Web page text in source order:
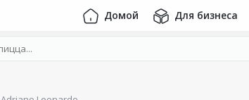
Домой Для бизнеса